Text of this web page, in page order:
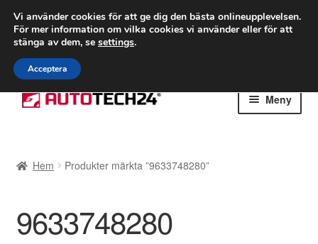
FRAKT från 75 kr
Världsomspännande frakt
Ring 766 924 713
Hoppa
till
Hoppa
till
Meny
Betalningar
Integritetspolicy
Hem Produkter märkta ”9633748280”
9633748280
Vi använder cookies för att ge dig den bästa onlineupplevelsen.
För mer information om vilka cookies vi använder eller för att
stänga av dem, se settings.
Acceptera